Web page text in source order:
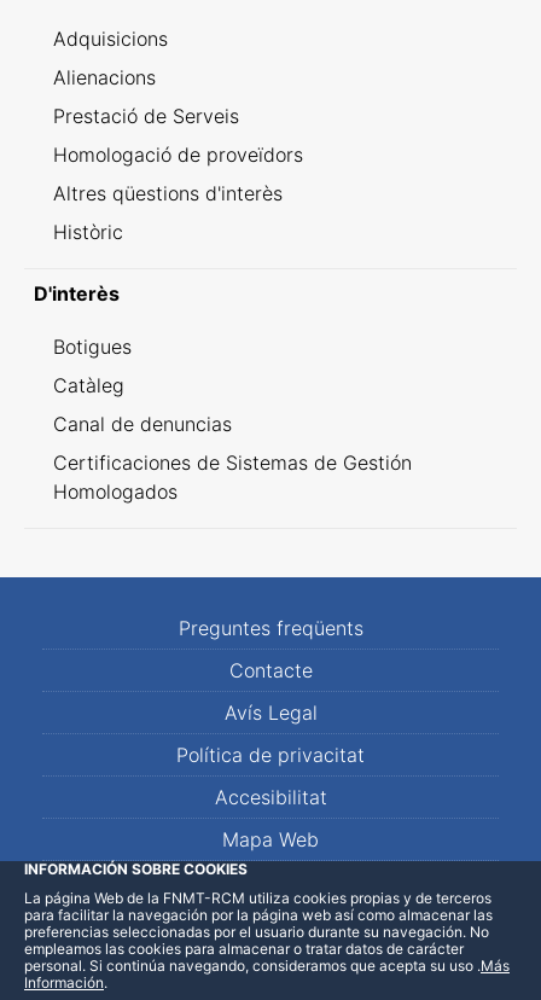
Adquisicions
Alienacions
Prestació de Serveis
Homologació de proveïdors
Altres qüestions d'interès
Històric
D'interès
Botigues
Catàleg
Canal de denuncias
Certificaciones de Sistemas de Gestión
Homologados
Preguntes freqüents
Contacte
Avís Legal
Política de privacitat
Accesibilitat
Mapa Web
LinkedInFacebookWhatsApp
INFORMACIÓN SOBRE COOKIES
La página Web de la FNMT-RCM utiliza cookies propias y de terceros
para facilitar la navegación por la página web así como almacenar las
preferencias seleccionadas por el usuario durante su navegación. No
empleamos las cookies para almacenar o tratar datos de carácter
personal. Si continúa navegando, consideramos que acepta su uso .Más
Información.